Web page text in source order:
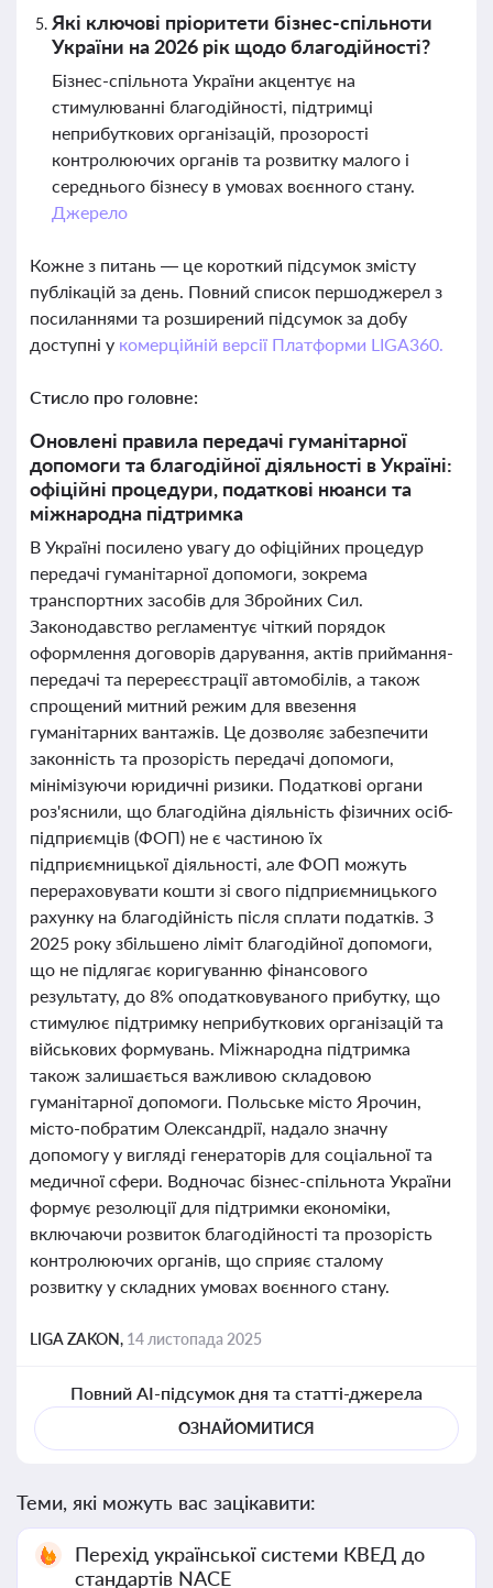
Які ключові пріоритети бізнес-спільноти
України на 2026 рік щодо благодійності?
Бізнес-спільнота України акцентує на
стимулюванні благодійності, підтримці
неприбуткових організацій, прозорості
контролюючих органів та розвитку малого і
середнього бізнесу в умовах воєнного стану.
Джерело
Кожне з питань — це короткий підсумок змісту
публікацій за день. Повний список першоджерел з
посиланнями та розширений підсумок за добу
доступні у комерційній версії Платформи LIGA360.
Стисло про головне:
Оновлені правила передачі гуманітарної
допомоги та благодійної діяльності в Україні:
офіційні процедури, податкові нюанси та
міжнародна підтримка
В Україні посилено увагу до офіційних процедур
передачі гуманітарної допомоги, зокрема
транспортних засобів для Збройних Сил.
Законодавство регламентує чіткий порядок
оформлення договорів дарування, актів приймання-
передачі та перереєстрації автомобілів, а також
спрощений митний режим для ввезення
гуманітарних вантажів. Це дозволяє забезпечити
законність та прозорість передачі допомоги,
мінімізуючи юридичні ризики. Податкові органи
роз'яснили, що благодійна діяльність фізичних осіб-
підприємців (ФОП) не є частиною їх
підприємницької діяльності, але ФОП можуть
перераховувати кошти зі свого підприємницького
рахунку на благодійність після сплати податків. З
2025 року збільшено ліміт благодійної допомоги,
що не підлягає коригуванню фінансового
результату, до 8% оподатковуваного прибутку, що
стимулює підтримку неприбуткових організацій та
військових формувань. Міжнародна підтримка
також залишається важливою складовою
гуманітарної допомоги. Польське місто Ярочин,
місто-побратим Олександрії, надало значну
допомогу у вигляді генераторів для соціальної та
медичної сфери. Водночас бізнес-спільнота України
формує резолюції для підтримки економіки,
включаючи розвиток благодійності та прозорість
контролюючих органів, що сприяє сталому
розвитку у складних умовах воєнного стану.
LIGA ZAKON, 14 листопада 2025
Повний AI-підсумок дня та статті-джерела
ОЗНАЙОМИТИСЯ
Теми, які можуть вас зацікавити:
Перехід української системи КВЕД до
стандартів NACE